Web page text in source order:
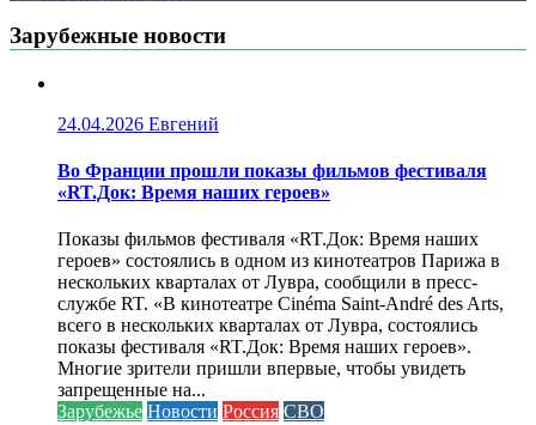
Зарубежные новости
24.04.2026 Евгений
Во Франции прошли показы фильмов фестиваля
«RT.Док: Время наших героев»
Показы фильмов фестиваля «RT.Док: Время наших
героев» состоялись в одном из кинотеатров Парижа в
нескольких кварталах от Лувра, сообщили в пресс-
службе RT. «В кинотеатре Cinéma Saint-André des Arts,
всего в нескольких кварталах от Лувра, состоялись
показы фестиваля «RT.Док: Время наших героев».
Многие зрители пришли впервые, чтобы увидеть
запрещенные на...
Зарубежье Новости Россия СВО